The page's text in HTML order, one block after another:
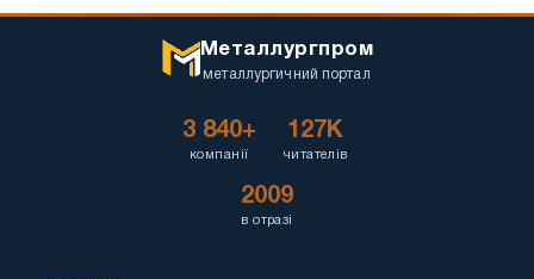
Металлургпром
металлургичний портал
3 840+
компанії
127K
читателів
2009
в отразі